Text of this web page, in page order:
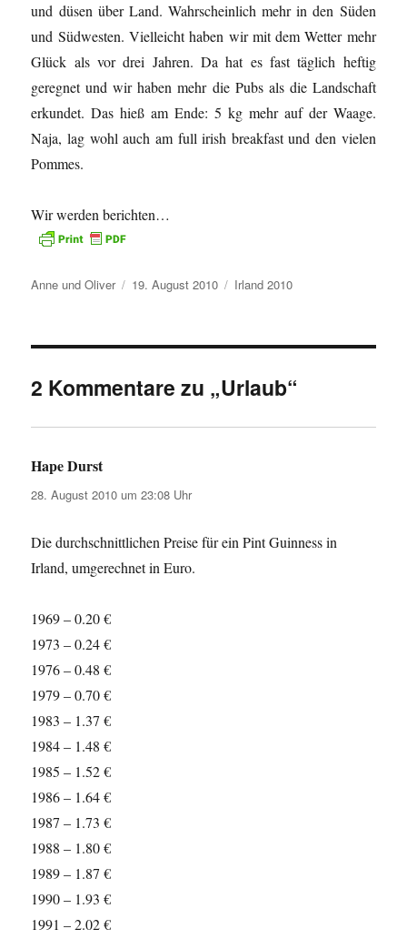
und düsen über Land. Wahrscheinlich mehr in den Süden
und Südwesten. Vielleicht haben wir mit dem Wetter mehr
Glück als vor drei Jahren. Da hat es fast täglich heftig
geregnet und wir haben mehr die Pubs als die Landschaft
erkundet. Das hieß am Ende: 5 kg mehr auf der Waage.
Naja, lag wohl auch am full irish breakfast und den vielen
Pommes.
Wir werden berichten…
Autor
Anne und Oliver
Veröffentlicht
19. August 2010 Kategorien
Irland 2010
2 Kommentare zu „Urlaub“
Hape Durstsagt:
28. August 2010 um 23:08 Uhr
Die durchschnittlichen Preise für ein Pint Guinness in
Irland, umgerechnet in Euro.
1969 – 0.20 €
1973 – 0.24 €
1976 – 0.48 €
1979 – 0.70 €
1983 – 1.37 €
1984 – 1.48 €
1985 – 1.52 €
1986 – 1.64 €
1987 – 1.73 €
1988 – 1.80 €
1989 – 1.87 €
1990 – 1.93 €
1991 – 2.02 €